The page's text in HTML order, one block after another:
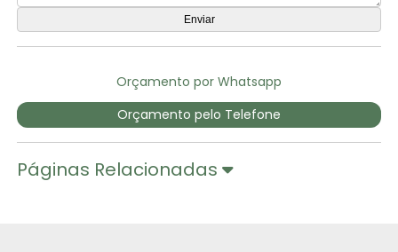
Orçamento por Whatsapp
Orçamento pelo Telefone
Páginas Relacionadas